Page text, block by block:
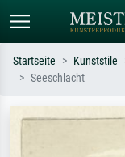
Suchen Sie nach
Startseite Kunststile
Seeschlacht